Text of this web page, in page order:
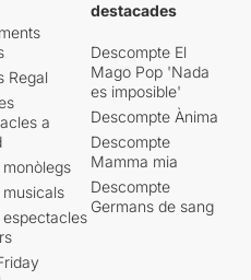
Regal
a
espectacles
destacades
Descompte El
Mago Pop 'Nada
es imposible'
Descompte Ànima
Descompte
Mamma mia
Descompte
Germans de sang